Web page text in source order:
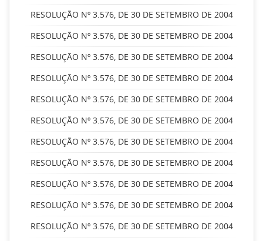
RESOLUÇÃO Nº 3.576, DE 30 DE SETEMBRO DE 2004
RESOLUÇÃO Nº 3.576, DE 30 DE SETEMBRO DE 2004
RESOLUÇÃO Nº 3.576, DE 30 DE SETEMBRO DE 2004
RESOLUÇÃO Nº 3.576, DE 30 DE SETEMBRO DE 2004
RESOLUÇÃO Nº 3.576, DE 30 DE SETEMBRO DE 2004
RESOLUÇÃO Nº 3.576, DE 30 DE SETEMBRO DE 2004
RESOLUÇÃO Nº 3.576, DE 30 DE SETEMBRO DE 2004
RESOLUÇÃO Nº 3.576, DE 30 DE SETEMBRO DE 2004
RESOLUÇÃO Nº 3.576, DE 30 DE SETEMBRO DE 2004
RESOLUÇÃO Nº 3.576, DE 30 DE SETEMBRO DE 2004
RESOLUÇÃO Nº 3.576, DE 30 DE SETEMBRO DE 2004